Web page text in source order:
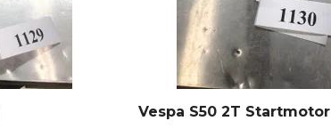
Vespa S50 2T Startmotor